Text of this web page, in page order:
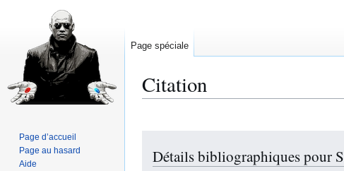
Citation
Détails bibliographiques pour
Page spéciale
Page d’accueil
Page au hasard
Aide